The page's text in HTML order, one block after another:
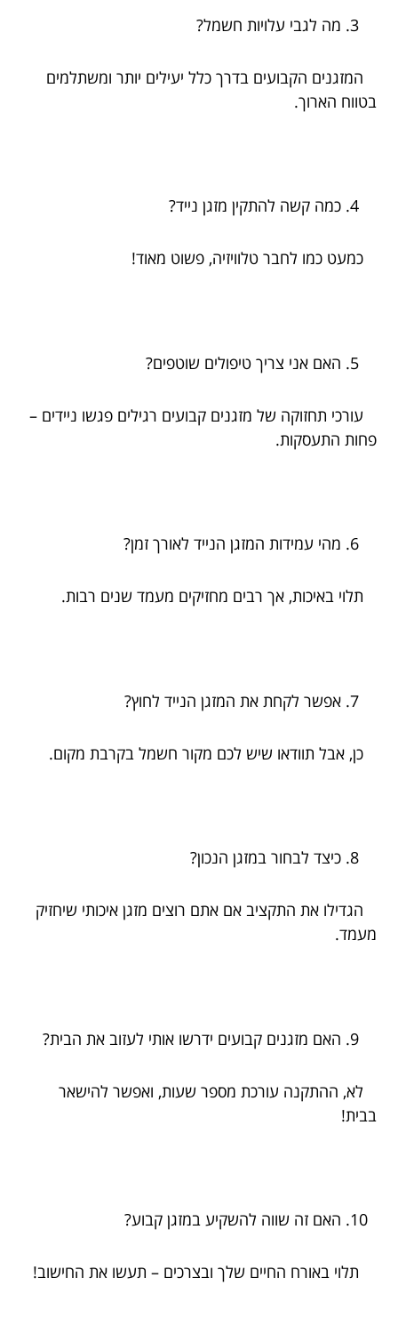
מה לגבי עלויות חשמל?
המזגנים הקבועים בדרך כלל יעילים יותר ומשתלמים
בטווח הארוך.
כמה קשה להתקין מזגן נייד?
כמעט כמו לחבר טלוויזיה, פשוט מאוד!
האם אני צריך טיפולים שוטפים?
עורכי תחזוקה של מזגנים קבועים רגילים פגשו ניידים –
פחות התעסקות.
מהי עמידות המזגן הנייד לאורך זמן?
תלוי באיכות, אך רבים מחזיקים מעמד שנים רבות.
אפשר לקחת את המזגן הנייד לחוץ?
כן, אבל תוודאו שיש לכם מקור חשמל בקרבת מקום.
כיצד לבחור במזגן הנכון?
הגדילו את התקציב אם אתם רוצים מזגן איכותי שיחזיק
מעמד.
האם מזגנים קבועים ידרשו אותי לעזוב את הבית?
לא, ההתקנה עורכת מספר שעות, ואפשר להישאר
בבית!
האם זה שווה להשקיע במזגן קבוע?
תלוי באורח החיים שלך ובצרכים – תעשו את החישוב!